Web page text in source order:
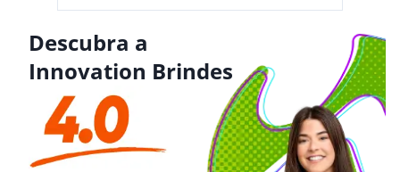
Descubra a
Innovation Brindes